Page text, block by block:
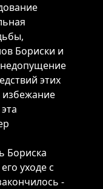
Бориски и
недопущение
этих
избежание
Бориска
уходе с
-